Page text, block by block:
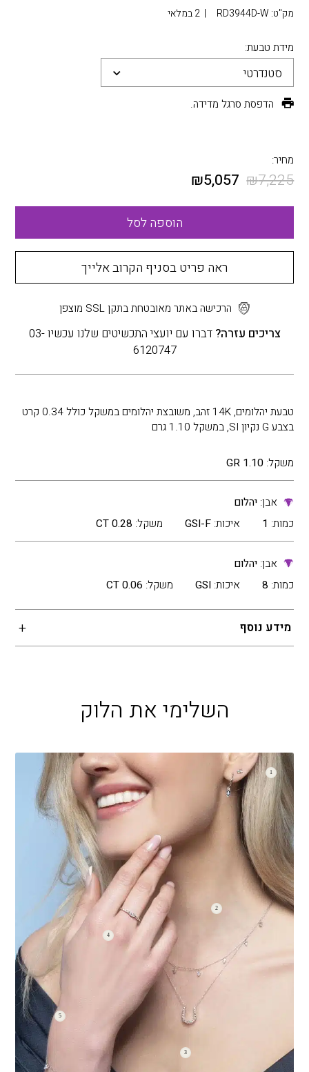
מק"ט: RD3944D-W
| 2 במלאי
מידת טבעת:
סטנדרטי
הדפסת סרגל מדידה.
מחיר:
₪7,225
₪5,057
הוספה לסל
ראה פריט בסניף הקרוב אלייך
הרכישה באתר מאובטחת בתקן SSL מוצפן
צריכים עזרה?
דברו עם יועצי התכשיטים שלנו עכשיו 03-
6120747
טבעת יהלומים, 14K זהב, משובצת יהלומים במשקל כולל 0.34 קרט
בצבע G נקיון SI, במשקל 1.10 גרם
משקל: 1.10 GR
אבן:יהלום
כמות: 1 איכות: GSI-F משקל: 0.28 CT
אבן:יהלום
כמות: 8 איכות: GSI משקל: 0.06 CT
מידע נוסף
השלימי את הלוק